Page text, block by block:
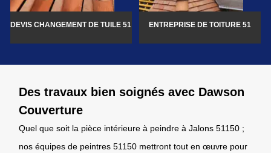
DEVIS CHANGEMENT DE TUILE 51 ENTREPRISE DE TOITURE 51
Des travaux bien soignés avec Dawson
Couverture
Quel que soit la pièce intérieure à peindre à Jalons 51150 ;
nos équipes de peintres 51150 mettront tout en œuvre pour